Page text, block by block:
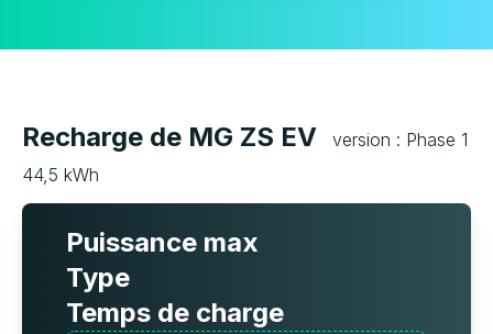
Recharge de MG ZS EV
version : Phase 1
44,5 kWh
Puissance max
Type
Temps de charge